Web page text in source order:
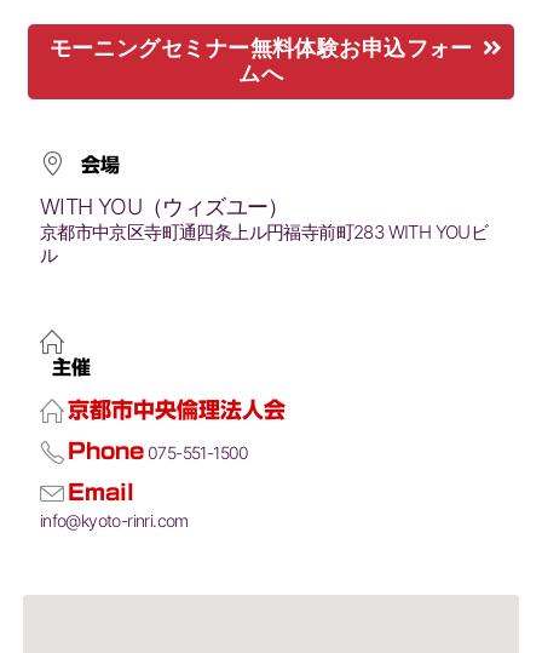
モーニングセミナー無料体験お申込フォー
ムへ
会場
WITH YOU（ウィズユー）
京都市中京区寺町通四条上ル円福寺前町283 WITH YOUビ
ル
主催
京都市中央倫理法人会
Phone 075-551-1500
Email
info@kyoto-rinri.com